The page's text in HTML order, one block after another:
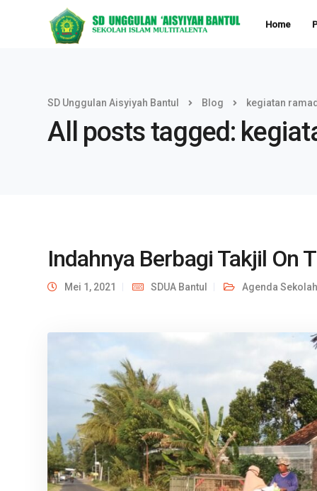
Home
SD Unggulan Aisyiyah Bantul Blog kegiatan
All posts tagged:
Indahnya Berbagi Takjil On
Mei 1, 2021 SDUA Bantul Agenda Sekolah